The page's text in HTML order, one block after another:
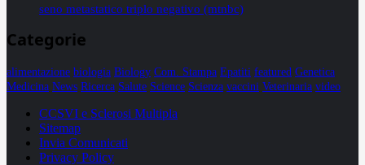
seno metastatico triplo negativo (mtnbc)
Categorie
alimentazione biologia Biology Com. Stampa Epatiti featured Genetica
Medicina News Ricerca Salute Science Scienza vaccini Veterinaria video
CCSVI e Sclerosi Multipla
Sitemap
Invia Comunicati
Privacy Policy